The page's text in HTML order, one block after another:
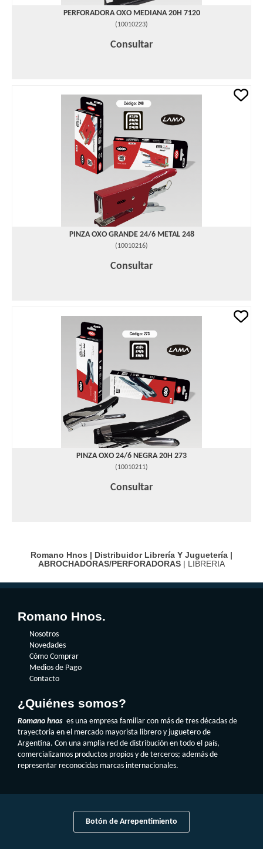
PERFORADORA OXO MEDIANA 20H 7120
(10010223)
Consultar
PINZA OXO GRANDE 24/6 METAL 248
(10010216)
Consultar
PINZA OXO 24/6 NEGRA 20H 273
(10010211)
Consultar
Romano Hnos | Distribuidor Librería Y Juguetería |
ABROCHADORAS/PERFORADORAS | LIBRERIA
Romano Hnos.
Nosotros
Novedades
Cómo Comprar
Medios de Pago
Contacto
¿Quiénes somos?
Romano hnos es una empresa familiar con más de tres décadas de
trayectoria en el mercado mayorista librero y juguetero de
Argentina. Con una amplia red de distribución en todo el país,
comercializamos productos propios y de terceros; además de
representar reconocidas marcas internacionales.
Botón de Arrepentimiento